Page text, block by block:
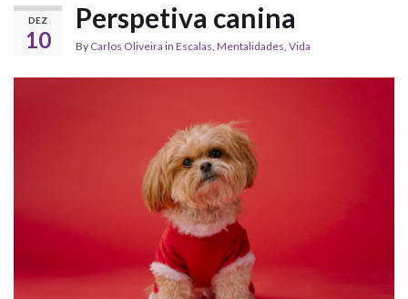
DEZ
10
Perspetiva canina
By Carlos Oliveira in Escalas, Mentalidades, Vida